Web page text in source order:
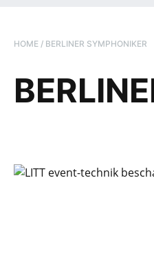
HOME / BERLINER SYMPHONIKER